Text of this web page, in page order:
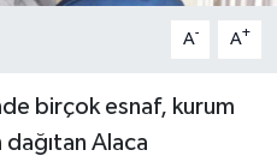
A- A+
birçok esnaf, kurum
Alaca